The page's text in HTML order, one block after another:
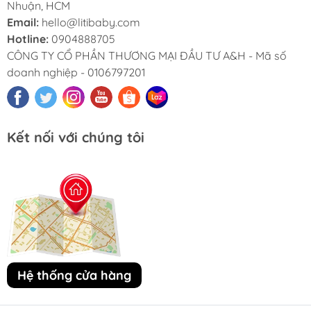
Nhuận, HCM
Email: hello@litibaby.com
Hotline: 0904888705
CÔNG TY CỔ PHẦN THƯƠNG MẠI ĐẦU TƯ A&H - Mã số
doanh nghiệp - 0106797201
Kết nối với chúng tôi
Hệ thống cửa hàng